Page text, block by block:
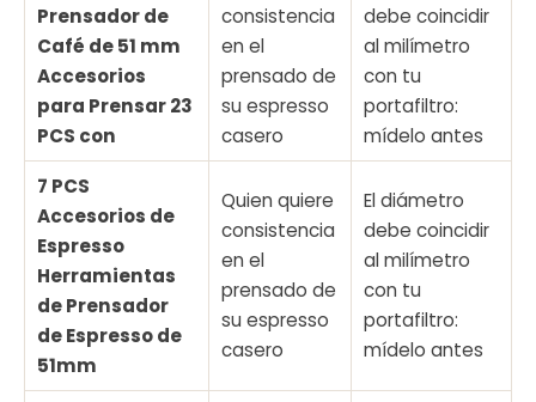
Prensador de
Café de 51 mm
Accesorios
para Prensar 23
PCS con
consistencia
en el
prensado de
su espresso
casero
debe coincidir
al milímetro
con tu
portafiltro:
mídelo antes
7 PCS
Accesorios de
Espresso
Herramientas
de Prensador
de Espresso de
51mm
Quien quiere
consistencia
en el
prensado de
su espresso
casero
El diámetro
debe coincidir
al milímetro
con tu
portafiltro:
mídelo antes